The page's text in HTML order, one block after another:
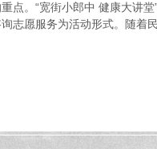
点。“宽街小郎中 健康大讲堂
志愿服务为活动形式。随着民